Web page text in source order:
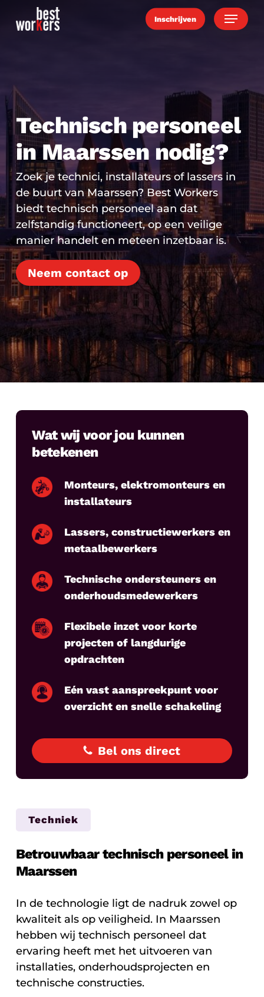
Inschrijven Menu
Technisch personeel
in Maarssen nodig?
Zoek je technici, installateurs of lassers in
de buurt van Maarssen? Best Workers
biedt technisch personeel aan dat
zelfstandig functioneert, op een veilige
manier handelt en meteen inzetbaar is.
Neem contact op
Wat wij voor jou kunnen
betekenen
Monteurs, elektromonteurs en
installateurs
Lassers, constructiewerkers en
metaalbewerkers
Technische ondersteuners en
onderhoudsmedewerkers
Flexibele inzet voor korte
projecten of langdurige
opdrachten
Eén vast aanspreekpunt voor
overzicht en snelle schakeling
Bel ons direct
Techniek
Betrouwbaar technisch personeel in
Maarssen
In de technologie ligt de nadruk zowel op
kwaliteit als op veiligheid. In Maarssen
hebben wij technisch personeel dat
ervaring heeft met het uitvoeren van
installaties, onderhoudsprojecten en
technische constructies.